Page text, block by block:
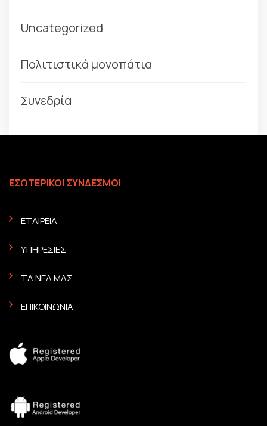
Uncategorized
Πολιτιστικά μονοπάτια
Συνεδρία
ΕΣΩΤΕΡΙΚΟΙ ΣΥΝΔΕΣΜΟΙ
ΕΤΑΙΡΕΙΑ
ΥΠΗΡΕΣΙΕΣ
ΤΑ ΝΕΑ ΜΑΣ
ΕΠΙΚΟΙΝΩΝΙΑ